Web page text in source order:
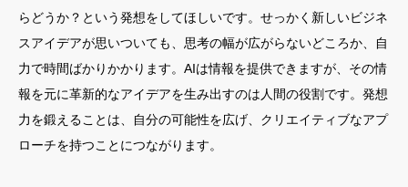
らどうか？という発想をしてほしいです。せっかく新しいビジネ
スアイデアが思いついても、思考の幅が広がらないどころか、自
力で時間ばかりかかります。AIは情報を提供できますが、その情
報を元に革新的なアイデアを生み出すのは人間の役割です。発想
力を鍛えることは、自分の可能性を広げ、クリエイティブなアプ
ローチを持つことにつながります。